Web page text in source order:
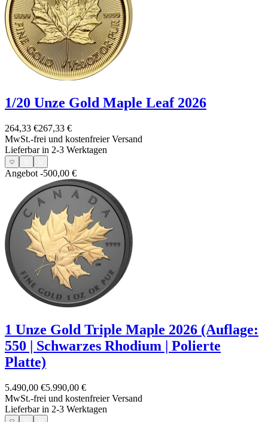
1/20 Unze Gold Maple Leaf 2026
264,33 €267,33 €
MwSt.-frei und kostenfreier Versand
Lieferbar in 2-3 Werktagen
Angebot -500,00 €
1 Unze Gold Triple Maple 2026 (Auflage:
550 | Schwarzes Rhodium | Polierte
Platte)
5.490,00 €5.990,00 €
MwSt.-frei und kostenfreier Versand
Lieferbar in 2-3 Werktagen